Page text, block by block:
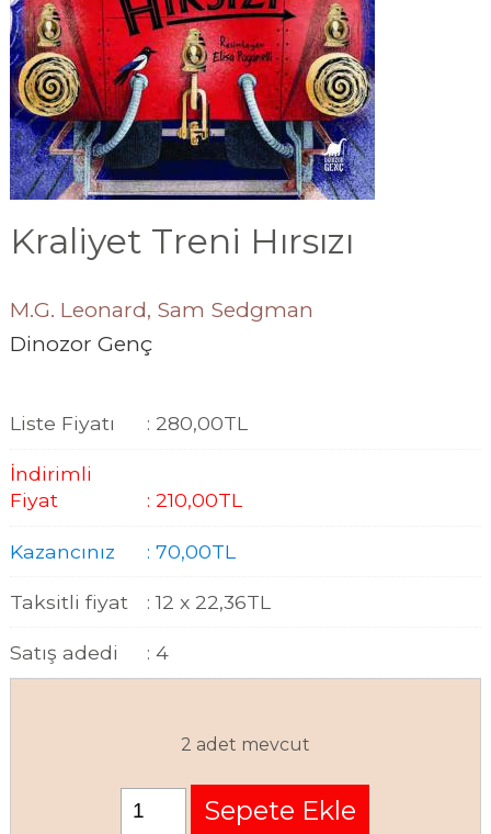
Kraliyet Treni Hırsızı
M.G. Leonard, Sam Sedgman
Dinozor Genç
Liste Fiyatı : 280,00TL
İndirimli
Fiyat
: 210,00TL
Kazancınız : 70,00TL
Taksitli fiyat : 12 x 22,36TL
Satış adedi : 4
2 adet mevcut
Sepete Ekle